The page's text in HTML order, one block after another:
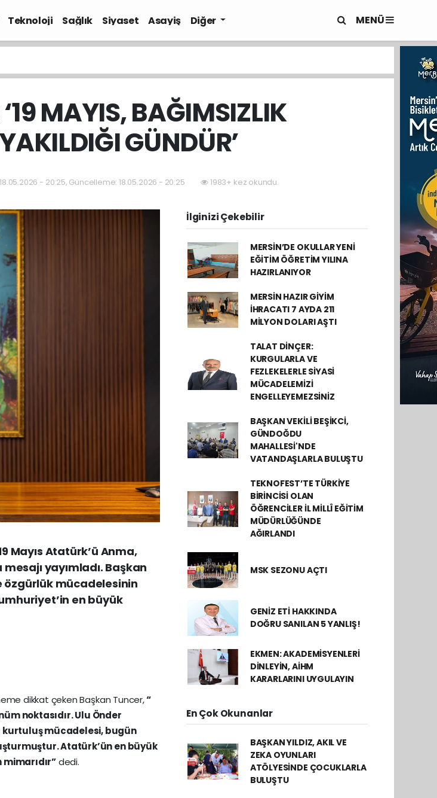
Teknoloji Sağlık Siyaset Asayiş Diğer MENÜ
MAYIS, BAĞIMSIZLIK
GÜNDÜR’
- 20:25, Güncelleme: 18.05.2026 - 20:25 1983+ kez okundu.
Mayıs Atatürk’ü Anma,
yayımladı. Başkan
özgürlük mücadelesinin
en büyük
dikkat çeken Başkan Tuncer,“
noktasıdır. Ulu Önder
kurtuluş mücadelesi, bugün
Atatürk’ün en büyük
dedi.
İlginizi Çekebilir
MERSİN’DE OKULLAR YENİ
EĞİTİM ÖĞRETİM YILINA
HAZIRLANIYOR
MERSİN HAZIR GİYİM
İHRACATI 7 AYDA 211
MİLYON DOLARI AŞTI
TALAT DİNÇER:
KURGULARLA VE
FEZLEKELERLE SİYASİ
MÜCADELEMİZİ
ENGELLEYEMEZSİNİZ
BAŞKAN VEKİLİ BEŞİKCİ,
GÜNDOĞDU
MAHALLESİ'NDE
VATANDAŞLARLA BULUŞTU
TEKNOFEST’TE TÜRKİYE
BİRİNCİSİ OLAN
ÖĞRENCİLER İL MİLLÎ EĞİTİM
MÜDÜRLÜĞÜNDE
AĞIRLANDI
MSK SEZONU AÇTI
GENİZ ETİ HAKKINDA
DOĞRU SANILAN 5 YANLIŞ!
EKMEN: AKADEMİSYENLERİ
DİNLEYİN, AİHM
KARARLARINI UYGULAYIN
En Çok Okunanlar
BAŞKAN YILDIZ, AKIL VE
ZEKA OYUNLARI
ATÖLYESİNDE ÇOCUKLARLA
BULUŞTU